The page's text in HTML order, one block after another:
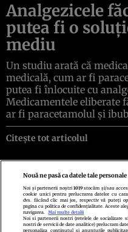
Analgezicele
putea fi o
mediu
Un studiu arată că
medicală, cum ar fi
putea fi înlocuite cu
Medicamentele eliberate
ar fi paracetamolul și
Citește tot articolul
Politica de confidenţialitate
Echipa
Nouă ne pasă ca datele tale
Noi și partenerii noștri1019 stocăm și/sau
cookie unici pentru prelucrarea datelor cu
dvs. făcând clic mai jos, respectiv vă puteți
pagina cu politica de confidențialitate. Aceste
navigarea.
Mai multe detalii
Noi si partenerii nostri (retelele de socializare
nostri de servicii de date analitice) prelucram
personaliza continutul si anunturile